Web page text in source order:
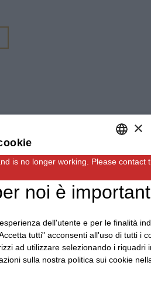
ENGLISH
ITALIAN
×
is no longer working. Please contact
noi è
dell'utente e per le finalità
tutti" acconsenti all'uso di tutti i
ad utilizzare selezionando i riquadri
sulla nostra politica sui cookie